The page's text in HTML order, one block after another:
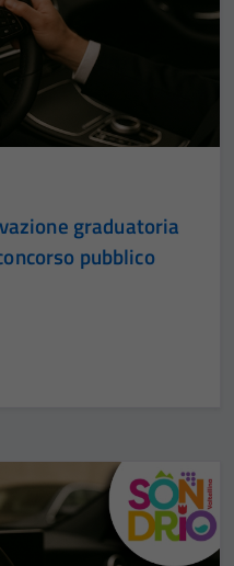
graduatoria
pubblico